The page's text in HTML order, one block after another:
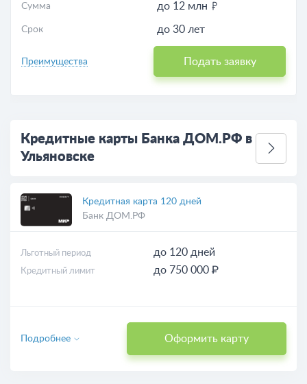
Сумма до 12 млн
Срок до 30 лет
Преимущества Подать заявку
Кредитные карты Банка ДОМ.РФ в
Ульяновске
Кредитная карта 120 дней
Банк ДОМ.РФ
Льготный период до 120 дней
Кредитный лимит до 750 000 ₽
Оформить карту
Подробнее